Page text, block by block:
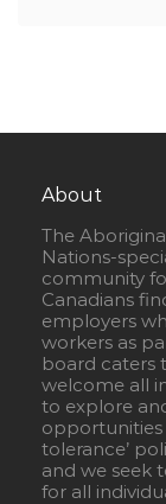
About
The
Nations-
community
Canadians
employers
workers as
board caters
welcome all
to explore
opportunities
tolerance’
and we seek
for all